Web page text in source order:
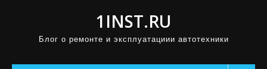
1INST.RU
Блог о ремонте и эксплуатациии автотехники